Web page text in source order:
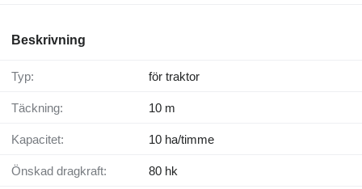
Beskrivning
Typ: för traktor
Täckning: 10 m
Kapacitet: 10 ha/timme
Önskad dragkraft: 80 hk